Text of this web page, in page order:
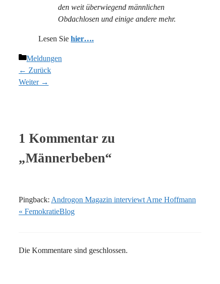
den weit überwiegend männlichen
Obdachlosen und einige andere mehr.
Lesen Sie hier….
Kategorien
Meldungen
← Zurück
Weiter →
1 Kommentar zu
„Männerbeben“
Pingback: Androgon Magazin interviewt Arne Hoffmann
« FemokratieBlog
Die Kommentare sind geschlossen.